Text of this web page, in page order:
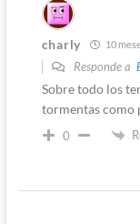
charly 10
Responde a
Sobre todo los
tormentas como
0